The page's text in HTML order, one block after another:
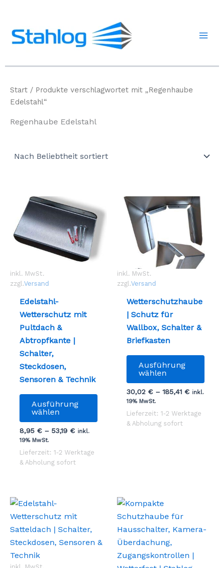
springen
Start / Produkte verschlagwortet mit „Regenhaube
Edelstahl“
Regenhaube Edelstahl
inkl. MwSt.
zzgl.Versand
Edelstahl-
Wetterschutz mit
Pultdach &
Abtropfkante |
Schalter,
Steckdosen,
Sensoren & Technik
Ausführung
wählen
Dieses
Produkt
weist
können
Produktseite
gewählt
werden
8,95€ –53,19€ inkl.
19% MwSt.
Lieferzeit: 1-2 Werktage
& Abholung sofort
inkl. MwSt.
zzgl.Versand
Wetterschutzhaube
| Schutz für
Wallbox, Schalter &
Briefkasten
Ausführung
wählen
weist
30,02€ –185,41€ inkl.
19% MwSt.
Lieferzeit: 1-2 Werktage
& Abholung sofort